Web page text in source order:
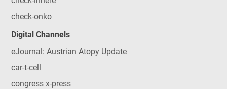
check-onko
Digital Channels
eJournal: Austrian Atopy Update
car-t-cell
congress x-press